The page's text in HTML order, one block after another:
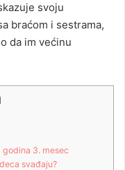
svoju
braćom i sestrama,
da im većinu
3. mesec
svađaju?